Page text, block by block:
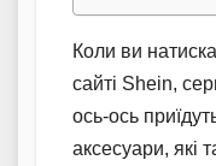
Коли ви
сайті Shein,
ось-ось
аксесуари, які